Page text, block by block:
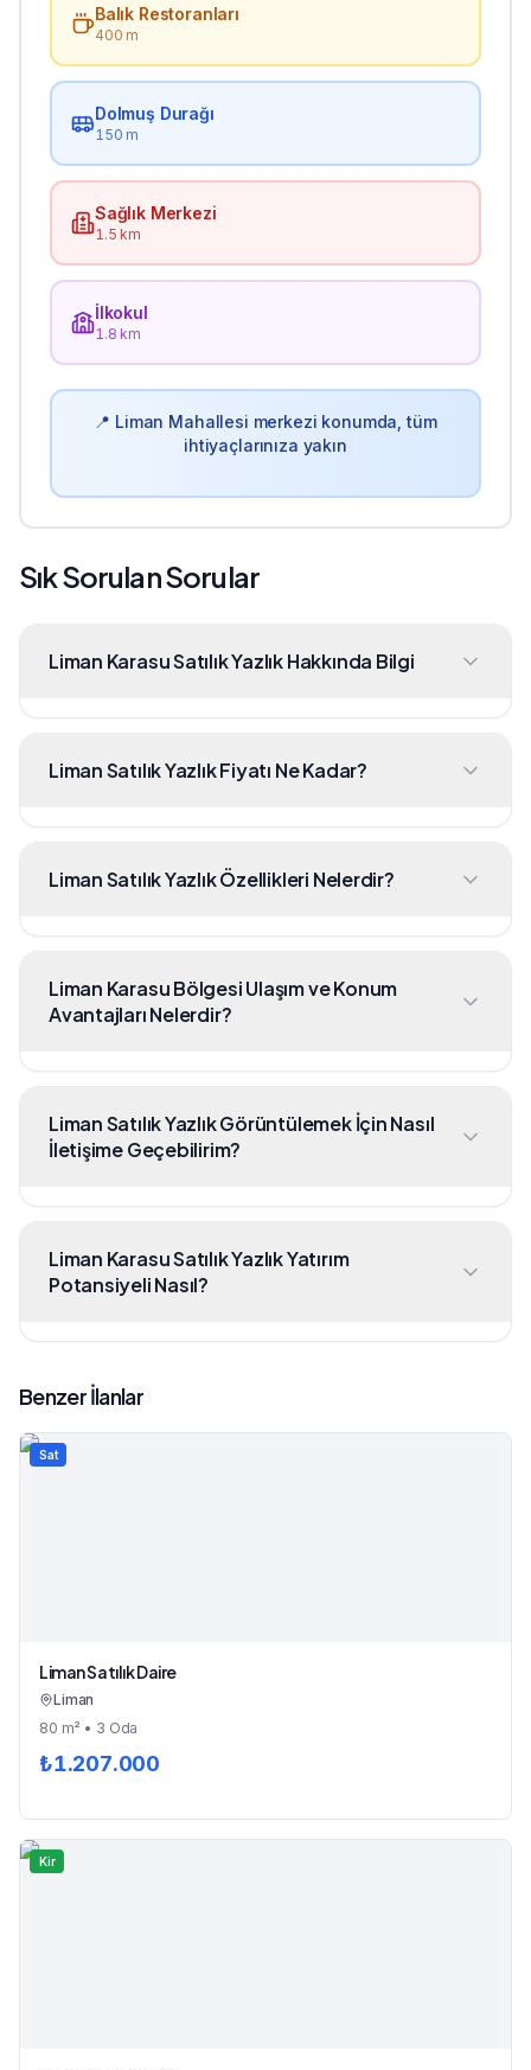
Balık Restoranları
400 m
Dolmuş Durağı
150 m
Sağlık Merkezi
1.5 km
İlkokul
1.8 km
📍 Liman Mahallesi merkezi konumda, tüm
ihtiyaçlarınıza yakın
Sık Sorulan Sorular
Liman Karasu Satılık Yazlık Hakkında Bilgi
Liman Satılık Yazlık Fiyatı Ne Kadar?
Liman Satılık Yazlık Özellikleri Nelerdir?
Liman Karasu Bölgesi Ulaşım ve Konum
Avantajları Nelerdir?
Liman Satılık Yazlık Görüntülemek İçin Nasıl
İletişime Geçebilirim?
Liman Karasu Satılık Yazlık Yatırım
Potansiyeli Nasıl?
Benzer İlanlar
Sat
Liman Satılık Daire
Liman
80 m² • 3 Oda
₺1.207.000
Kir